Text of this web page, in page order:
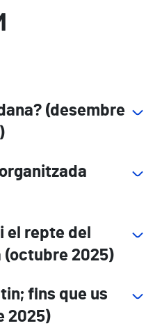
(desembre
el repte del
2025)
fins que us
2025)